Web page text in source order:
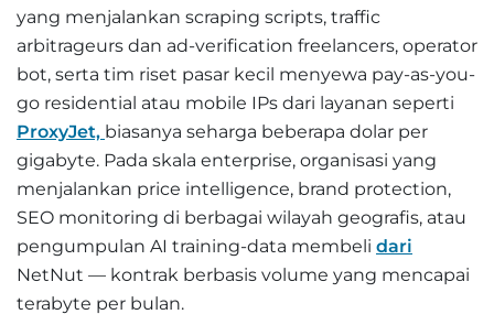
yang menjalankan scraping scripts, traffic
arbitrageurs dan ad-verification freelancers, operator
bot, serta tim riset pasar kecil menyewa pay-as-you-
go residential atau mobile IPs dari layanan seperti
ProxyJet, biasanya seharga beberapa dolar per
gigabyte. Pada skala enterprise, organisasi yang
menjalankan price intelligence, brand protection,
SEO monitoring di berbagai wilayah geografis, atau
pengumpulan AI training-data membeli dari
NetNut — kontrak berbasis volume yang mencapai
terabyte per bulan.